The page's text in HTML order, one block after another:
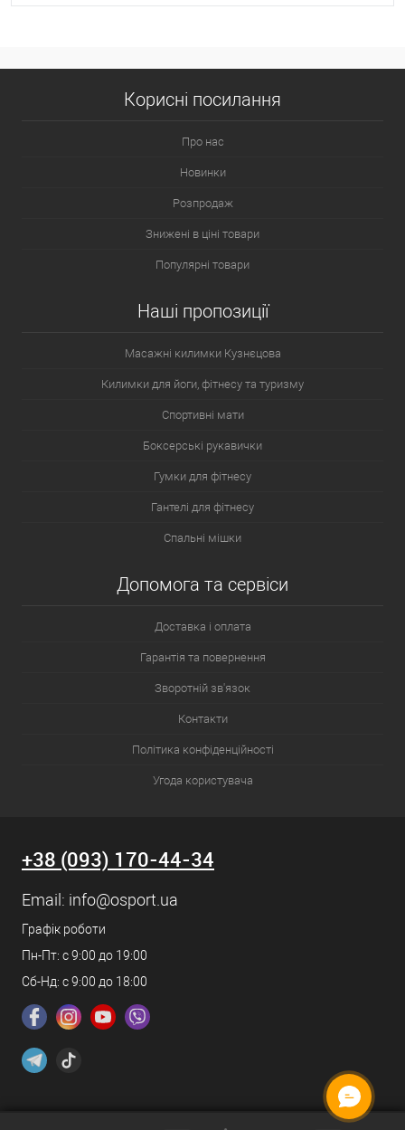
Корисні посилання
Про нас
Новинки
Розпродаж
Знижені в ціні товари
Популярні товари
Наші пропозиції
Масажні килимки Кузнєцова
Килимки для йоги, фітнесу та туризму
Спортивні мати
Боксерські рукавички
Гумки для фітнесу
Гантелі для фітнесу
Спальні мішки
Допомога та сервіси
Доставка і оплата
Гарантія та повернення
Зворотній зв'язок
Контакти
Політика конфіденційності
Угода користувача
+38 (093) 170-44-34
Email: info@osport.ua
Графік роботи
Пн-Пт: с 9:00 до 19:00
Сб-Нд: с 9:00 до 18:00